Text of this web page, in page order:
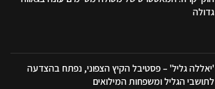
גדולה
'יאללה גליל' – פסטיבל הקיץ הצפוני, נפתח בהצדעה
לתושבי הגליל ומשפחות המילואים